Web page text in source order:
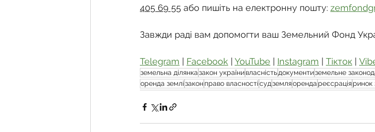
405 69 55 або пишіть на електронну пошту:
Завжди раді вам допомогти ваш Земельний Фонд
Telegram Facebook YouTube Instagram Тікток
земельна ділянказакон українивласністьдокументиземельне
оренда землізаконправо власностісудземляоренда реєсраціяринок